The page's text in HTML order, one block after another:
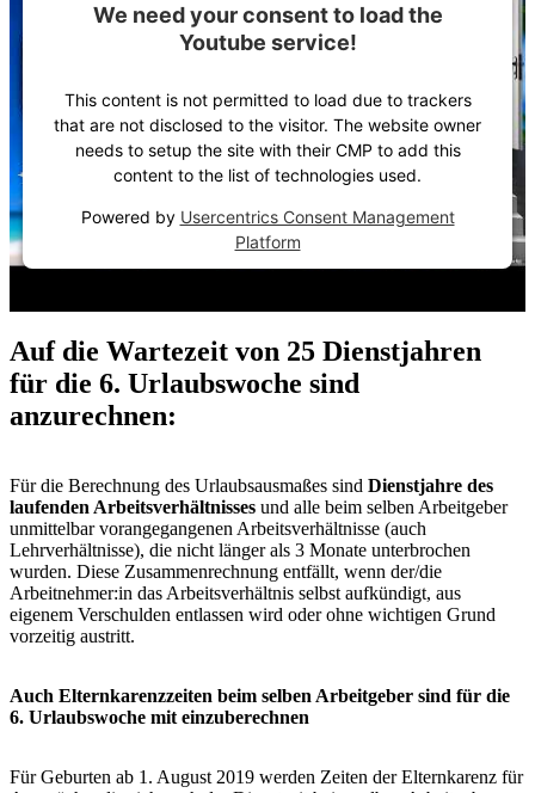
We need your consent to load the
Youtube service!
This content is not permitted to load due to trackers
that are not disclosed to the visitor. The website owner
needs to setup the site with their CMP to add this
content to the list of technologies used.
Powered by Usercentrics Consent Management
Platform
Auf die Wartezeit von 25 Dienstjahren
für die 6. Urlaubswoche sind
anzurechnen:
Für die Berechnung des Urlaubsausmaßes sind Dienstjahre des
laufenden Arbeitsverhältnisses und alle beim selben Arbeitgeber
unmittelbar vorangegangenen Arbeitsverhältnisse (auch
Lehrverhältnisse), die nicht länger als 3 Monate unterbrochen
wurden. Diese Zusammenrechnung entfällt, wenn der/die
Arbeitnehmer:in das Arbeitsverhältnis selbst aufkündigt, aus
eigenem Verschulden entlassen wird oder ohne wichtigen Grund
vorzeitig austritt.
Auch Elternkarenzzeiten beim selben Arbeitgeber sind für die
6. Urlaubswoche mit einzuberechnen
Für Geburten ab 1. August 2019 werden Zeiten der Elternkarenz für